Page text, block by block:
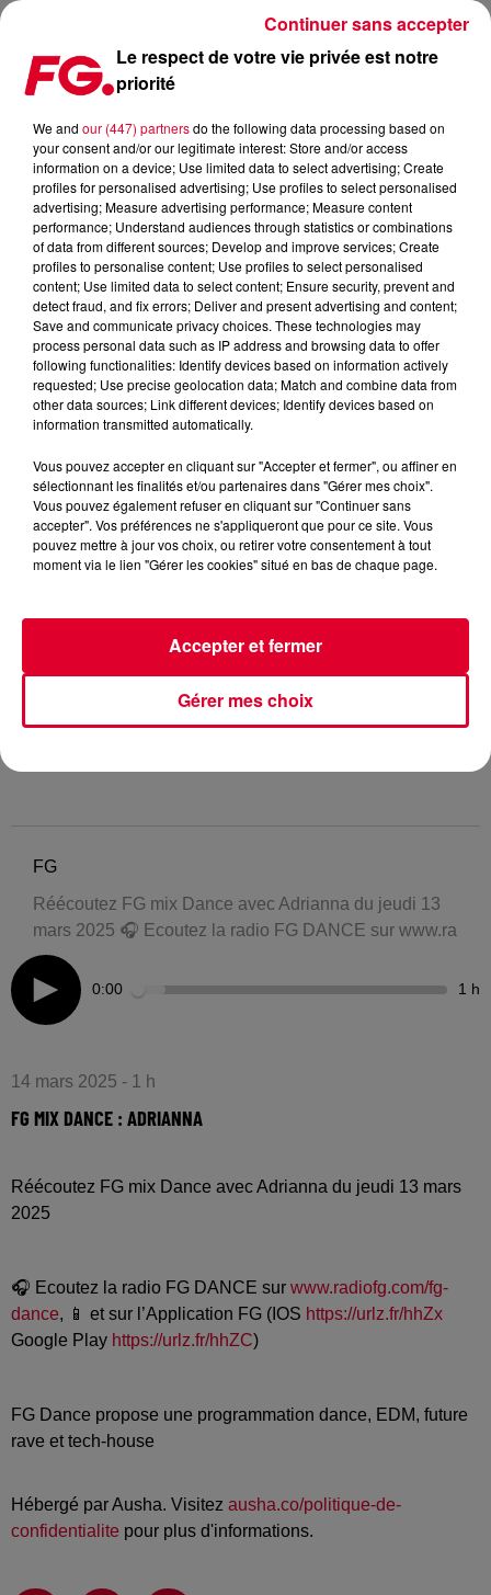
FG MIX DANCE : ADRIANNA
FG
Réécoutez FG mix Dance avec Adrianna du jeudi 13
mars 2025 🎧 Ecoutez la radio FG DANCE sur www.ra
0:00 1 h
14 mars 2025 - 1 h
FG MIX DANCE : ADRIANNA
Réécoutez FG mix Dance avec Adrianna du jeudi 13 mars
2025
🎧 Ecoutez la radio FG DANCE sur www.radiofg.com/fg-
dance, 📱 et sur l’Application FG (IOS https://urlz.fr/hhZx
Google Play https://urlz.fr/hhZC)
FG Dance propose une programmation dance, EDM, future
rave et tech-house
Hébergé par Ausha. Visitez ausha.co/politique-de-
confidentialite pour plus d'informations.
Le respect de votre vie privée est notre
priorité
We and our (447) partnersdo the following data processing based on
your consent and/or our legitimate interest: Store and/or access
information on a device; Use limited data to select advertising; Create
profiles for personalised advertising; Use profiles to select personalised
advertising; Measure advertising performance; Measure content
performance; Understand audiences through statistics or combinations
of data from different sources; Develop and improve services; Create
profiles to personalise content; Use profiles to select personalised
content; Use limited data to select content; Ensure security, prevent and
detect fraud, and fix errors; Deliver and present advertising and content;
Save and communicate privacy choices. These technologies may
process personal data such as IP address and browsing data to offer
following functionalities: Identify devices based on information actively
requested; Use precise geolocation data; Match and combine data from
other data sources; Link different devices; Identify devices based on
information transmitted automatically.
Vous pouvez accepter en cliquant sur "Accepter et fermer", ou affiner en
sélectionnant les finalités et/ou partenaires dans "Gérer mes choix".
Vous pouvez également refuser en cliquant sur "Continuer sans
accepter". Vos préférences ne s'appliqueront que pour ce site. Vous
pouvez mettre à jour vos choix, ou retirer votre consentement à tout
moment via le lien "Gérer les cookies" situé en bas de chaque page.
Gérer mes choix
Accepter et fermer
Continuer sans accepter